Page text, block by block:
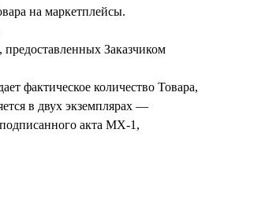
на маркетплейсы.
предоставленных Заказчиком
фактическое количество Товара,
в двух экземплярах —
подписанного акта МХ-1,